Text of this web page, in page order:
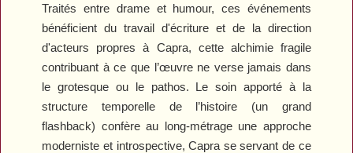
Traités entre drame et humour, ces événements
bénéficient du travail d'écriture et de la direction
d'acteurs propres à Capra, cette alchimie fragile
contribuant à ce que l’œuvre ne verse jamais dans
le grotesque ou le pathos. Le soin apporté à la
structure temporelle de l’histoire (un grand
flashback) confère au long-métrage une approche
moderniste et introspective, Capra se servant de ce